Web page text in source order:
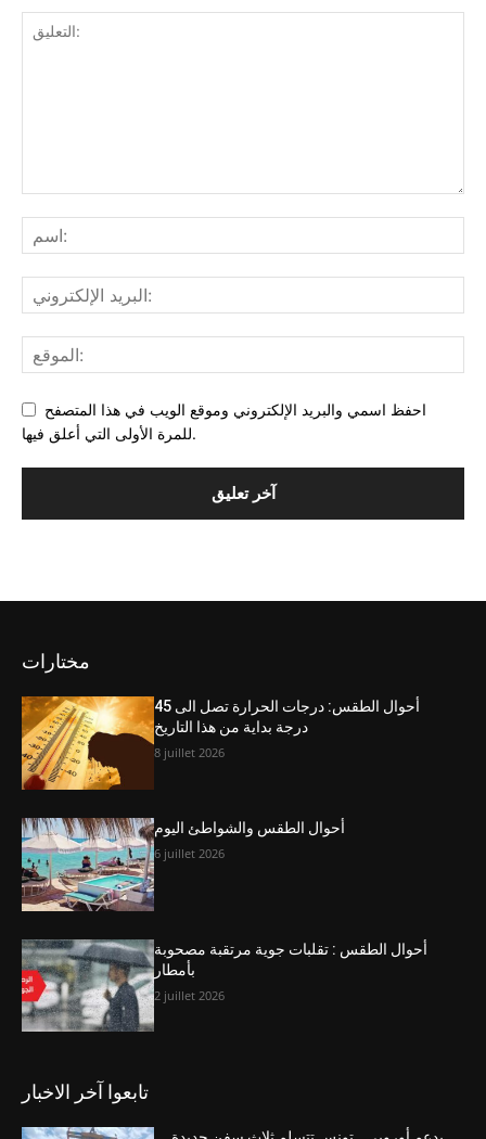
احفظ اسمي والبريد الإلكتروني وموقع الويب في هذا المتصفح
للمرة الأولى التي أعلق فيها.
مختارات
أحوال الطقس: درجات الحرارة تصل الى 45
درجة بداية من هذا التاريخ
8 juillet 2026
أحوال الطقس والشواطئ اليوم
6 juillet 2026
أحوال الطقس : تقلبات جوية مرتقبة مصحوبة
بأمطار
2 juillet 2026
تابعوا آخر الاخبار